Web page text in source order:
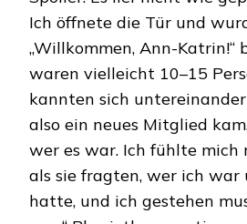
Ich öffnete die Tür und
„Willkommen, Ann-Katrin!“
waren vielleicht 10–15
kannten sich
also ein neues Mitglied
wer es war. Ich fühlte
als sie fragten, wer ich war
hatte, und ich gestehen